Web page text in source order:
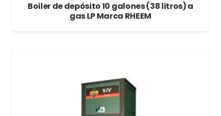
Boiler de depósito 10 galones (38 litros) a
gas LP Marca RHEEM